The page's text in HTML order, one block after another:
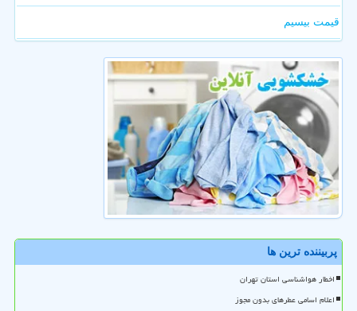
قیمت بیسیم
پربیننده ترین ها
اخطار هواشناسی استان تهران
اعلام اسامی عطرهای بدون مجوز